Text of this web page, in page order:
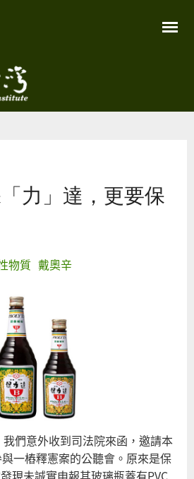
力」達，更要保
物質 戴奧辛
們意外收到司法院來函，邀請本
一樁釋憲案的公聽會。原來是保
現未誠實申報其玻璃瓶蓋有PVC